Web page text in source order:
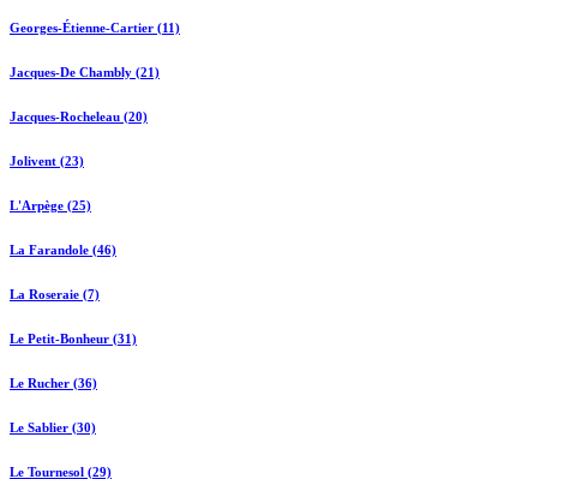
Georges-Étienne-Cartier (11)
Jacques-De Chambly (21)
Jacques-Rocheleau (20)
Jolivent (23)
L'Arpège (25)
La Farandole (46)
La Roseraie (7)
Le Petit-Bonheur (31)
Le Rucher (36)
Le Sablier (30)
Le Tournesol (29)